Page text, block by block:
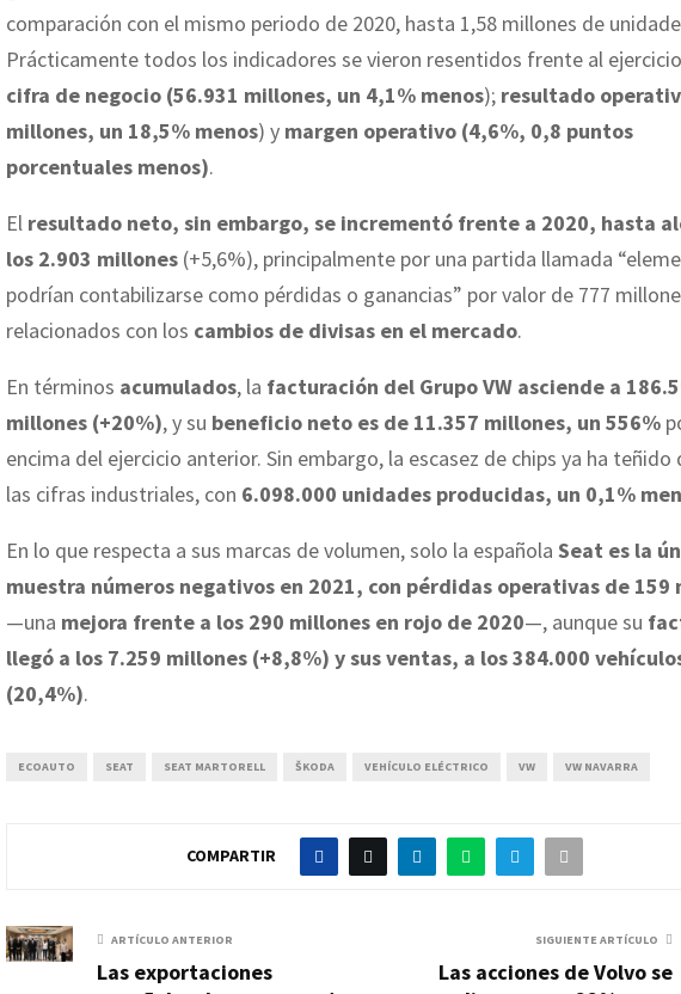
comparación con el mismo periodo de 2020, hasta 1,58 millones de
Prácticamente todos los indicadores se vieron resentidos frente al
cifra de negocio (56.931 millones, un 4,1% menos); resultado
millones, un 18,5% menos) y margen operativo (4,6%, 0,8 puntos
porcentuales menos).
El resultado neto, sin embargo, se incrementó frente a 2020, hasta
los 2.903 millones (+5,6%), principalmente por una partida llamada
podrían contabilizarse como pérdidas o ganancias” por valor de 777
relacionados con los cambios de divisas en el mercado.
En términos acumulados, la facturación del Grupo VW asciende a
millones (+20%), y su beneficio neto es de 11.357 millones, un 556%
encima del ejercicio anterior. Sin embargo, la escasez de chips ya ha teñido
las cifras industriales, con 6.098.000 unidades producidas, un 0,1%
En lo que respecta a sus marcas de volumen, solo la española Seat es la
muestra números negativos en 2021, con pérdidas operativas de 159
—una mejora frente a los 290 millones en rojo de 2020—, aunque su
llegó a los 7.259 millones (+8,8%) y sus ventas, a los 384.000
(20,4%).
ECOAUTO SEAT SEAT MARTORELL ŠKODA VEHÍCULO ELÉCTRICO VW VW NAVARRA
COMPARTIR
ARTÍCULO ANTERIOR
Las exportaciones
SIGUIENTE ARTÍCULO
Las acciones de Volvo se